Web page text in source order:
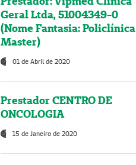
Geral Ltda, 51004349-0
(Nome Fantasia: Policlínica
Master)
01 de Abril de 2020
Prestador CENTRO DE
ONCOLOGIA
15 de Janeiro de 2020